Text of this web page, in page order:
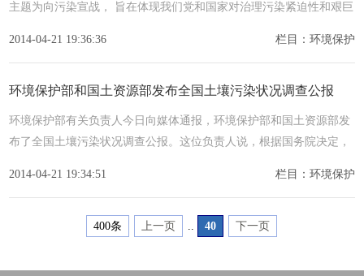
主题为向污染宣战， 旨在体现我们党和国家对治理污染紧迫性和艰巨
2014-04-21 19:36:36
栏目：环境保护
环境保护部和国土资源部发布全国土壤污染状况调查公报
环境保护部有关负责人今日向媒体通报，环境保护部和国土资源部发
布了全国土壤污染状况调查公报。这位负责人说，根据国务院决定，
2014-04-21 19:34:51
栏目：环境保护
400条 上一页 .. 40 下一页